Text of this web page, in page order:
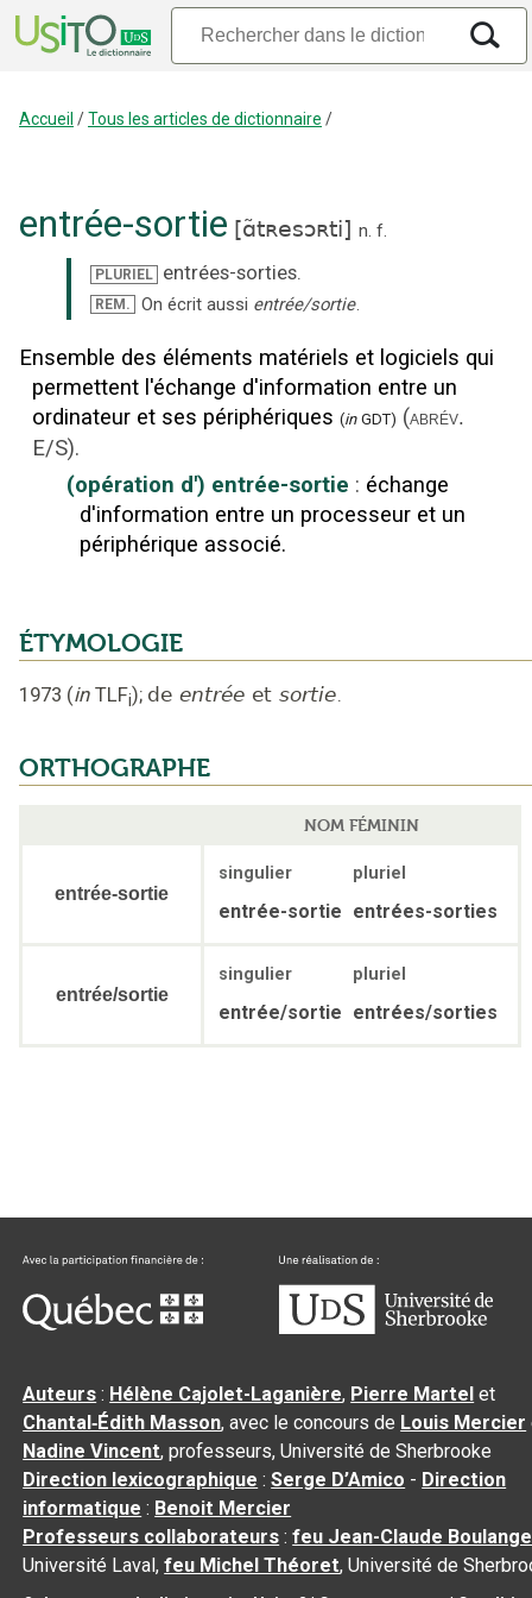
Accueil /Tous les articles de dictionnaire /
entrée-sortie [ɑ̃tʀesɔʀti] n. f.
PLURIEL entrées-sorties.
REM. On écrit aussi entrée/sortie
Ensemble des éléments matériels et logiciels qui
permettent l'échange d'information entre un
ordinateur et ses périphériques (in GDT) (abrév.
E/S).
(opération d') entrée-sortie : échange
d'information entre un processeur et un
périphérique associé.
ÉTYMOLOGIE
1973 (in TLFi); de entrée et sortie.
ORTHOGRAPHE
NOM FÉMININ
entrée-sortie
singulier pluriel
entrée-sortie entrées-sorties
entrée/sortie
singulier pluriel
entrée/sortie entrées/sorties
Auteurs : Hélène Cajolet-Laganière, Pierre Martel et
Chantal‑Édith Masson, avec le concours de Louis Mercier
Nadine Vincent, professeurs, Université de Sherbrooke
Direction lexicographique :Serge D’Amico - Direction
informatique : Benoit Mercier
Professeurs collaborateurs :feu Jean-Claude
Université Laval,feu Michel Théoret, Université de